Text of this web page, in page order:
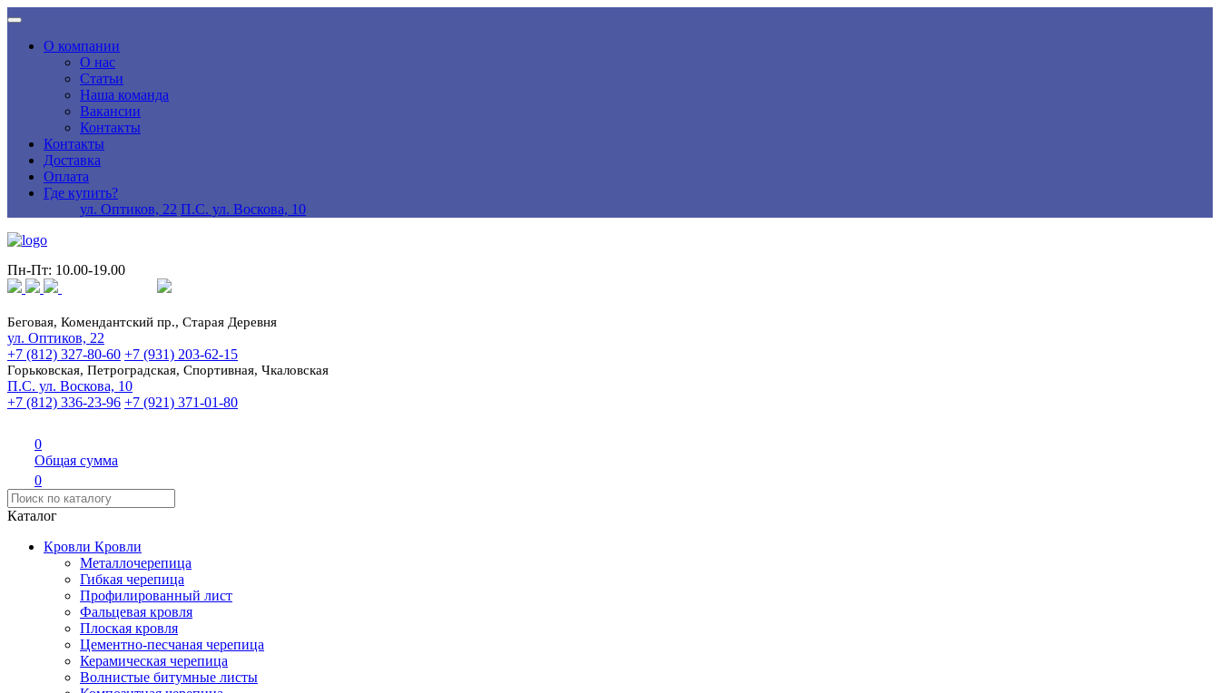
О компании
О нас
Статьи
Наша команда
Вакансии
Контакты
Контакты
Доставка
Оплата
Где купить?
ул. Оптиков, 22 П.С. ул. Воскова, 10
Пн-Пт: 10.00-19.00
Беговая, Комендантский пр., Старая Деревня
ул. Оптиков, 22
+7 (812) 327-80-60 +7 (931) 203-62-15
Горьковская, Петроградская, Спортивная, Чкаловская
П.С. ул. Воскова, 10
+7 (812) 336-23-96 +7 (921) 371-01-80
0
Общая сумма
0
Каталог
Кровли Кровли
Металлочерепица
Гибкая черепица
Профилированный лист
Фальцевая кровля
Плоская кровля
Цементно-песчаная черепица
Керамическая черепица
Волнистые битумные листы